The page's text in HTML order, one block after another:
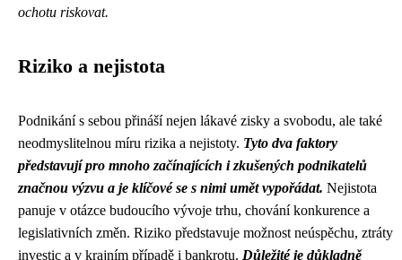
ochotu riskovat.
Riziko a nejistota
Podnikání s sebou přináší nejen lákavé zisky a svobodu, ale také
neodmyslitelnou míru rizika a nejistoty. Tyto dva faktory
představují pro mnoho začínajících i zkušených podnikatelů
značnou výzvu a je klíčové se s nimi umět vypořádat. Nejistota
panuje v otázce budoucího vývoje trhu, chování konkurence a
legislativních změn. Riziko představuje možnost neúspěchu, ztráty
investic a v krajním případě i bankrotu. Důležité je důkladně